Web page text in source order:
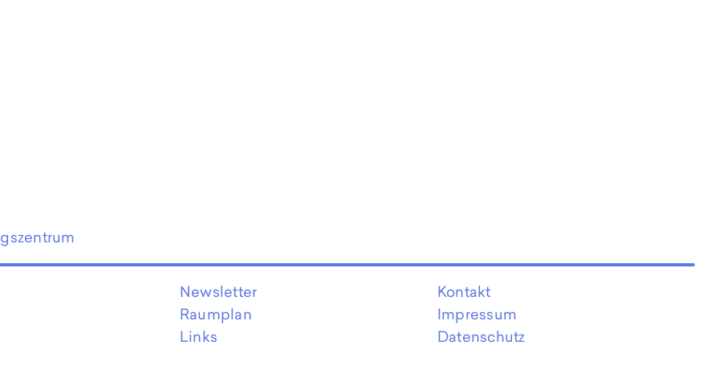
Newsletter
Raumplan
Links
Kontakt
Impressum
Datenschutz